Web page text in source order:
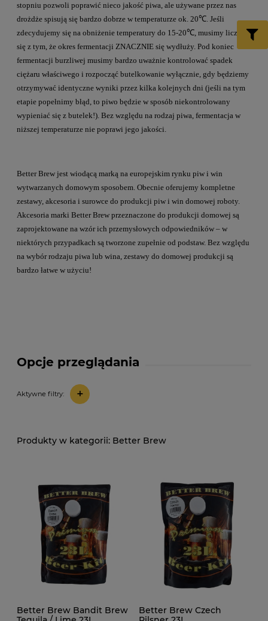
Opcje przeglądania
Aktywne filtry: +
stopniu pozwoli poprawić nieco jakość piwa, ale używane przez nas
drożdże spisują się bardzo dobrze w temperaturze ok. 20℃. Jeśli
zdecydujemy się na obniżenie temperatury do 15-20℃, musimy liczyć
się z tym, że okres fermentacji ZNACZNIE się wydłuży. Pod koniec
fermentacji burzliwej musimy bardzo uważnie kontrolować spadek
ciężaru właściwego i rozpocząć butelkowanie wyłącznie, gdy będziemy
otrzymywać identyczne wyniki przez kilka kolejnych dni (jeśli na tym
etapie popełnimy błąd, to piwo będzie w sposób niekontrolowany
wypieniać się z butelek!). Bez względu na rodzaj piwa, fermentacja w
niższej temperaturze nie poprawi jego jakości.
Better Brew jest wiodącą marką na europejskim rynku piw i win
wytwarzanych domowym sposobem. Obecnie oferujemy kompletne
zestawy, akcesoria i surowce do produkcji piw i win domowej roboty.
Akcesoria marki Better Brew przeznaczone do produkcji domowej są
zaprojektowane na wzór ich przemysłowych odpowiedników – w
niektórych przypadkach są tworzone zupełnie od podstaw. Bez względu
na wybór rodzaju piwa lub wina, zestawy do domowej produkcji są
bardzo łatwe w użyciu!
Better Brew
Better Brew Bandit Brew
Better Brew Czech